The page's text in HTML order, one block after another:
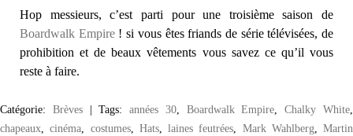
Hop messieurs, c’est parti pour une troisième saison de
Boardwalk Empire! si vous êtes friands de série télévisées, de
prohibition et de beaux vêtements vous savez ce qu’il vous
reste à faire.
Catégorie: Brèves |Tags:années 30, Boardwalk Empire ,Chalky White
chapeaux ,cinéma costumes, Hats, laines feutrées Mark Wahlberg, Martin